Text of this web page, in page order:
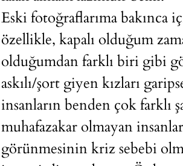
Eski fotoğraflarıma bakınca
özellikle, kapalı olduğum
olduğumdan farklı biri gibi
askılı/şort giyen kızları
insanların benden çok farklı
muhafazakar olmayan
görünmesinin kriz sebebi